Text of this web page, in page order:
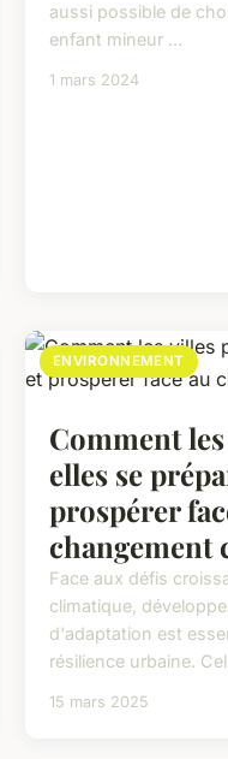
aussi possible de
enfant mineur ...
1 mars 2024
ENVIRONNEMENT
Comment
elles se
prospérer
changement
Face aux défis
climatique,
d'adaptation est
résilience urbaine.
15 mars 2025